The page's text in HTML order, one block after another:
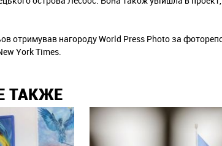
отримував нагороду World Press Photo за
York Times.
ТАКЖЕ